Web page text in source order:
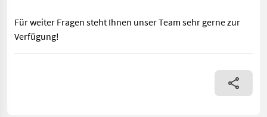
Für weiter Fragen steht Ihnen unser Team sehr gerne zur
Verfügung!
Krone TX 460, 46 m³ Häckseltransportwagen, Knickdeichsel,